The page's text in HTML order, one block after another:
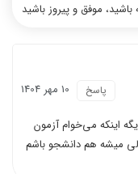
موفق و پیروز باشید
10 مهر 1404 پاسخ
اینکه می‌خوام آزمون
میشه هم دانشجو باشم